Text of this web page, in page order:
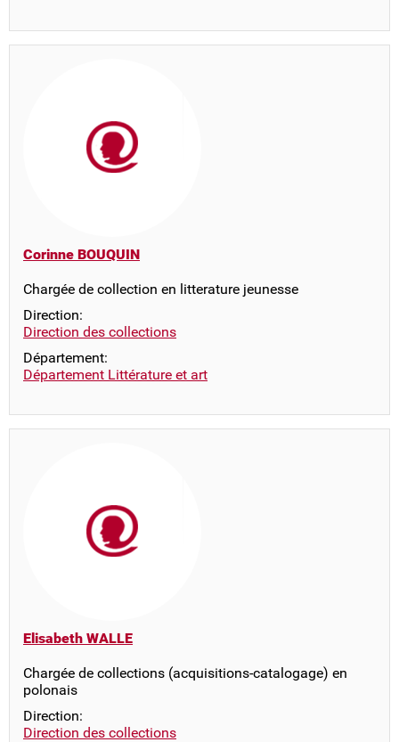
Corinne BOUQUIN
Chargée de collection en litterature jeunesse
Direction:
Direction des collections
Département:
Département Littérature et art
Elisabeth WALLE
Chargée de collections (acquisitions-catalogage) en
polonais
Direction:
Direction des collections